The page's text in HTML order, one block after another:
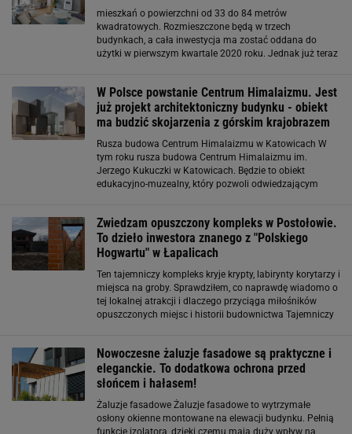
mieszkań o powierzchni od 33 do 84 metrów
kwadratowych. Rozmieszczone będą w trzech
budynkach, a cała inwestycja ma zostać oddana do
użytki w pierwszym kwartale 2020 roku. Jednak już teraz
mieszkanie ma ponad 107
W Polsce powstanie Centrum Himalaizmu. Jest
już projekt architektoniczny budynku - obiekt
ma budzić skojarzenia z górskim krajobrazem
Rusza budowa Centrum Himalaizmu w Katowicach W
tym roku rusza budowa Centrum Himalaizmu im.
Jerzego Kukuczki w Katowicach. Będzie to obiekt
edukacyjno-muzealny, który pozwoli odwiedzającym
Zwiedzam opuszczony kompleks w Postołowie.
To dzieło inwestora znanego z "Polskiego
Hogwartu" w Łapalicach
Ten tajemniczy kompleks kryje krypty, labirynty korytarzy i
miejsca na groby. Sprawdziłem, co naprawdę wiadomo o
tej lokalnej atrakcji i dlaczego przyciąga miłośników
opuszczonych miejsc i historii budownictwa Tajemniczy
Nowoczesne żaluzje fasadowe są praktyczne i
eleganckie. To dodatkowa ochrona przed
słońcem i hałasem!
Żaluzje fasadowe Żaluzje fasadowe to wytrzymałe
osłony okienne montowane na elewacji budynku. Pełnią
funkcję izolatora, dzięki czemu mają duży wpływ na